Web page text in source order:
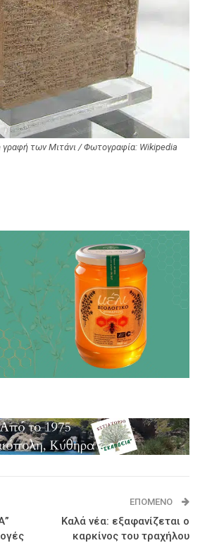
γραφή των Μιτάνι / Φωτογραφία: Wikipedia
ΕΠΌΜΕΝΟ
Καλά νέα: εξαφανίζεται ο
καρκίνος του τραχήλου